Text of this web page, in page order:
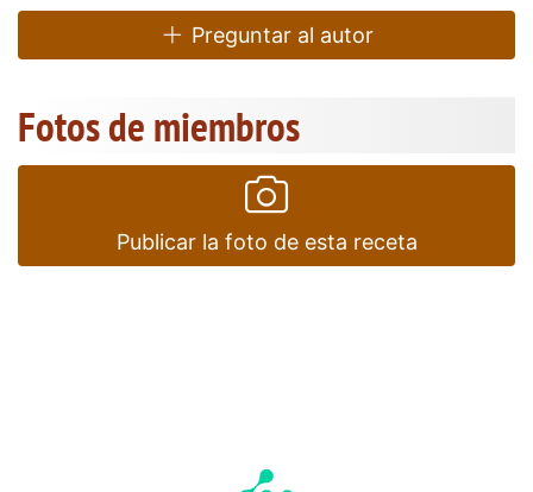
Preguntar al autor
Fotos de miembros
Publicar la foto de esta receta